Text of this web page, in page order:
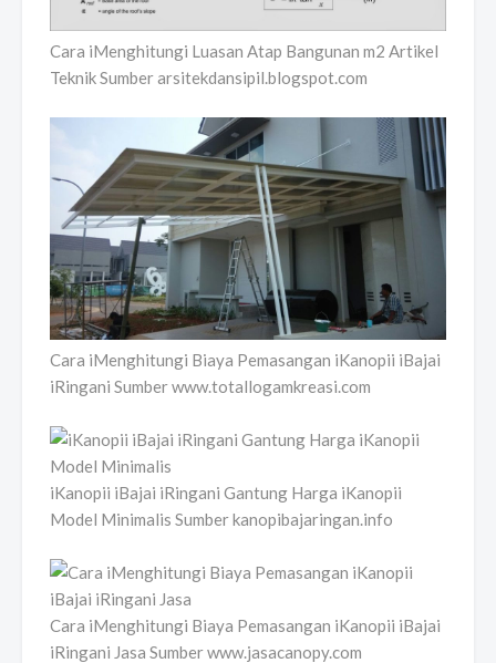
Cara iMenghitungi Luasan Atap Bangunan m2 Artikel
Teknik Sumber arsitekdansipil.blogspot.com
Cara iMenghitungi Biaya Pemasangan iKanopii iBajai
iRingani Sumber www.totallogamkreasi.com
iKanopii iBajai iRingani Gantung Harga iKanopii
Model Minimalis Sumber kanopibajaringan.info
Cara iMenghitungi Biaya Pemasangan iKanopii iBajai
iRingani Jasa Sumber www.jasacanopy.com